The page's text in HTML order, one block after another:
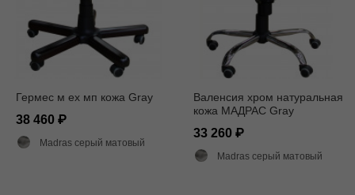
Гермес м ех мп кожа Gray
38 460
Madras серый матовый
Валенсия хром натуральная
кожа МАДРАС Gray
33 260
Madras серый матовый